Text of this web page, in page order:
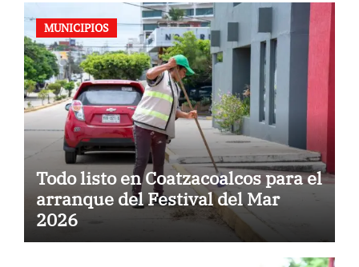
MUNICIPIOS
Todo listo en Coatzacoalcos para el
arranque del Festival del Mar
2026